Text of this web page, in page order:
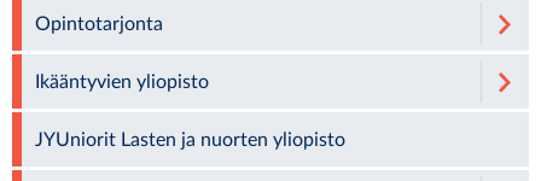
Opintotarjonta
Ikääntyvien yliopisto
JYUniorit Lasten ja nuorten yliopisto